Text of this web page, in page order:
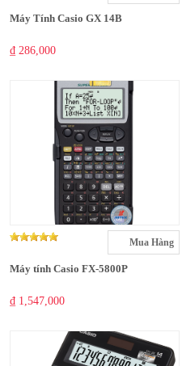
Máy Tính Casio GX 14B
₫ 286,000
Mua Hàng
Máy tính Casio FX-5800P
₫ 1,547,000